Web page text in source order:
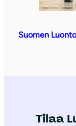
Suomen Luonto
Tilaa